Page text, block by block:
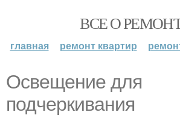
ВСЕ О
главная ремонт квартир
Освещение для
подчеркивания